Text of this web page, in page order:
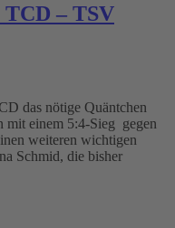
TCD – TSV
das nötige Quäntchen
mit einem 5:4-Sieg gegen
weiteren wichtigen
Schmid, die bisher